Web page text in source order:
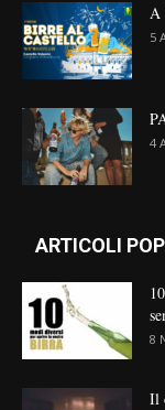
A
5
4
ARTICOLI
8
Il